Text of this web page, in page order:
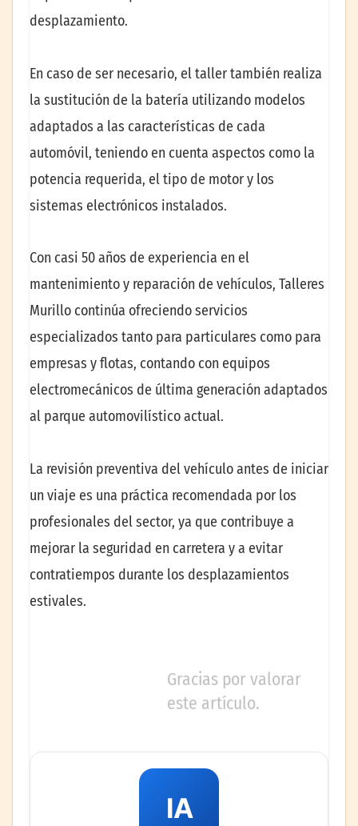
desplazamiento.
En caso de ser necesario, el taller también realiza
la sustitución de la batería utilizando modelos
adaptados a las características de cada
automóvil, teniendo en cuenta aspectos como la
potencia requerida, el tipo de motor y los
sistemas electrónicos instalados.
Con casi 50 años de experiencia en el
mantenimiento y reparación de vehículos, Talleres
Murillo continúa ofreciendo servicios
especializados tanto para particulares como para
empresas y flotas, contando con equipos
electromecánicos de última generación adaptados
al parque automovilístico actual.
La revisión preventiva del vehículo antes de iniciar
un viaje es una práctica recomendada por los
profesionales del sector, ya que contribuye a
mejorar la seguridad en carretera y a evitar
contratiempos durante los desplazamientos
estivales.
Gracias por valorar
este artículo.
IA